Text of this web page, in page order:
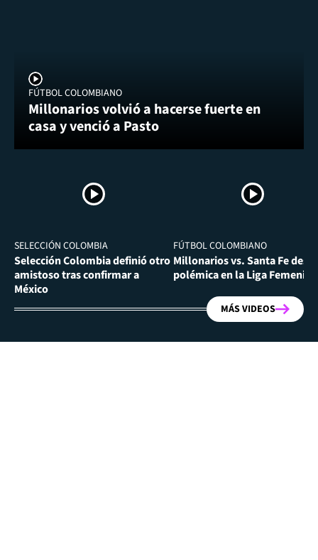
FÚTBOL COLOMBIANO
Millonarios volvió a hacerse fuerte en
casa y venció a Pasto
SELECCIÓN COLOMBIA
Selección Colombia definió otro
amistoso tras confirmar a
México
FÚTBOL COLOMBIANO
Millonarios vs. Santa Fe
polémica en la Liga Femenina
MÁS VIDEOS